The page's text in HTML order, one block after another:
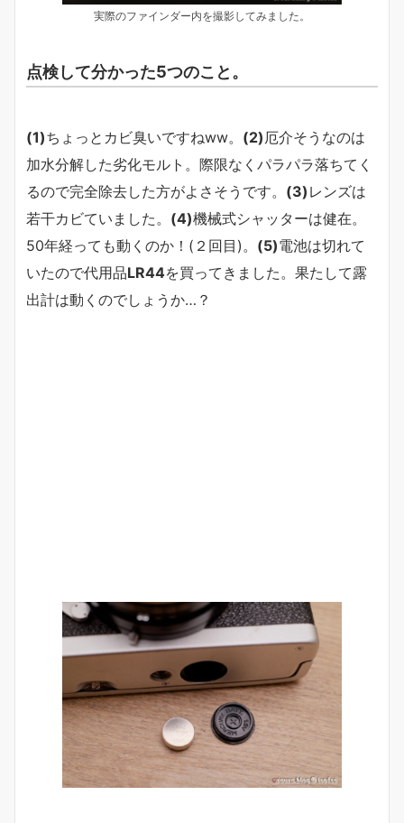
実際のファインダー内を撮影してみました。
点検して分かった5つのこと。
(1)ちょっとカビ臭いですねww。 (2) 厄介そうなのは
加水分解した劣化モルト。際限なくパラパラ落ちてく
るので完全除去した方がよさそうです。 (3) レンズは
若干カビていました。 (4)機械式シャッターは健在。
50年経っても動くのか！(２回目)。 (5)電池は切れて
いたので代用品LR44を買ってきました。果たして露
出計は動くのでしょうか…？